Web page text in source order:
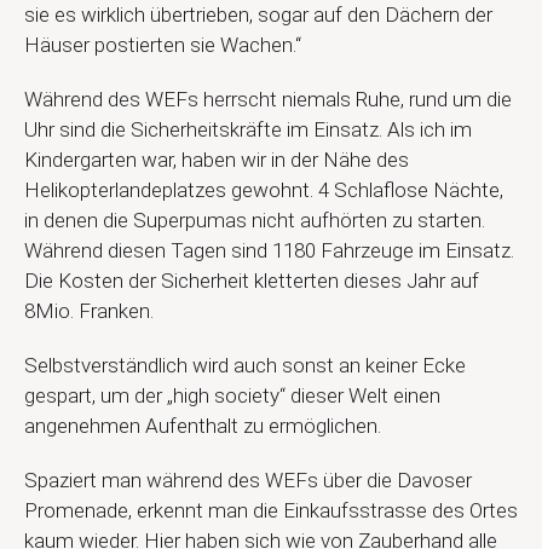
sie es wirklich übertrieben, sogar auf den Dächern der
Häuser postierten sie Wachen.“
Während des WEFs herrscht niemals Ruhe, rund um die
Uhr sind die Sicherheitskräfte im Einsatz. Als ich im
Kindergarten war, haben wir in der Nähe des
Helikopterlandeplatzes gewohnt. 4 Schlaflose Nächte,
in denen die Superpumas nicht aufhörten zu starten.
Während diesen Tagen sind 1180 Fahrzeuge im Einsatz.
Die Kosten der Sicherheit kletterten dieses Jahr auf
8Mio. Franken.
Selbstverständlich wird auch sonst an keiner Ecke
gespart, um der „high society“ dieser Welt einen
angenehmen Aufenthalt zu ermöglichen.
Spaziert man während des WEFs über die Davoser
Promenade, erkennt man die Einkaufsstrasse des Ortes
kaum wieder. Hier haben sich wie von Zauberhand alle